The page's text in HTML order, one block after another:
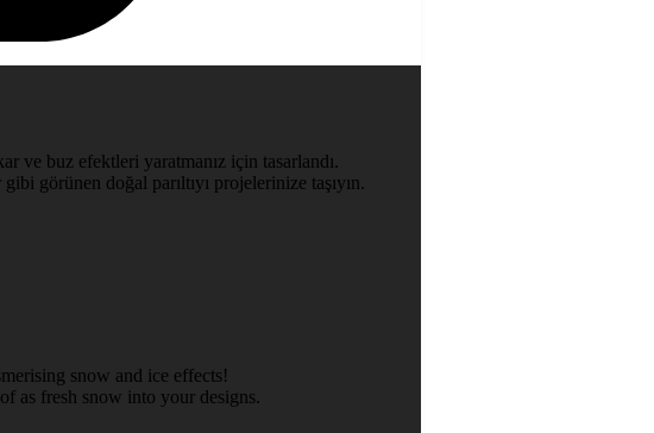
ve buz efektleri yaratmanız için tasarlandı.
görünen doğal parıltıyı projelerinize taşıyın.
snow and ice effects!
as fresh snow into your designs.